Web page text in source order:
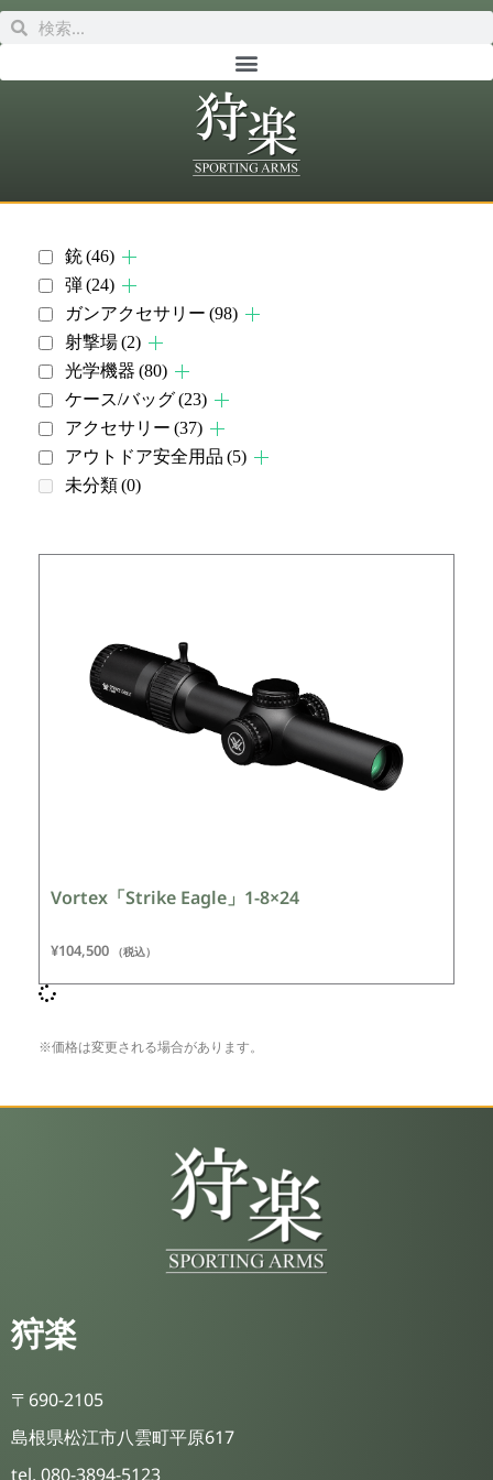
銃(46)
弾(24)
ガンアクセサリー (98)
射撃場(2)
光学機器 (80)
ケース/バッグ(23)
アクセサリー (37)
アウトドア安全用品 (5)
未分類(0)
Vortex「Strike Eagle」1-8×24
¥104,500 （税込）
※価格は変更される場合があります。
狩楽
〒690-2105
島根県松江市八雲町平原617
tel. 080-3894-5123